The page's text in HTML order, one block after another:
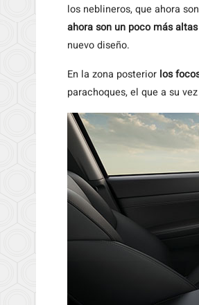
los neblineros, que ahora
ahora son un poco más altas
nuevo diseño.
En la zona posterior los
parachoques, el que a su